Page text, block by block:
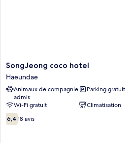
SongJeong
coco
hotel
Haeundae
SongJeong coco hotel
Haeundae
Animaux de compagnie
admis
Parking gratuit
Wi-Fi gratuit
Climatisation
6.4
sur
6,4 18 avis